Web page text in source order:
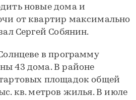
новые дома и
от квартир максимально
Сергей Собянин.
в программу
43 дома. В районе
площадок общей
кв. метров жилья. В июле